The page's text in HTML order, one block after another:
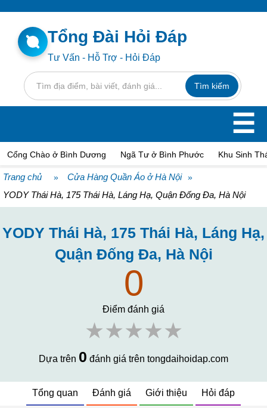
Tổng Đài Hỏi Đáp
Tư Vấn - Hỗ Trợ - Hỏi Đáp
☰
Cổng Chào ở Bình Dương Ngã Tư ở Bình Phước Khu Sinh
Trang chủ » Cửa Hàng Quần Áo ở Hà Nội »
YODY Thái Hà, 175 Thái Hà, Láng Hạ, Quận Đống Đa, Hà Nội
YODY Thái Hà, 175 Thái Hà, Láng Hạ,
Quận Đống Đa, Hà Nội
0
Điểm đánh giá
★★★★★
Dựa trên 0 đánh giá trên tongdaihoidap.com
Tổng quan Đánh giá Giới thiệu Hỏi đáp